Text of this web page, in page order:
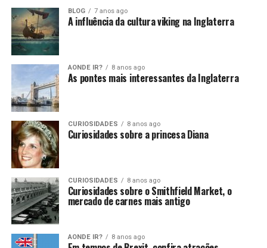
BLOG 7 anos ago
A influência da cultura viking na Inglaterra
AONDE IR? 8 anos ago
As pontes mais interessantes da Inglaterra
CURIOSIDADES 8 anos ago
Curiosidades sobre a princesa Diana
CURIOSIDADES 8 anos ago
Curiosidades sobre o Smithfield Market, o
mercado de carnes mais antigo
AONDE IR? 8 anos ago